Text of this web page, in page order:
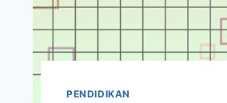
PENDIDIKAN